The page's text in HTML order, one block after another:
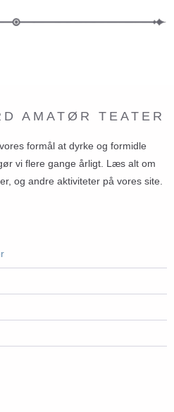
AMATØR TEATER
formål at dyrke og formidle
vi flere gange årligt. Læs alt om
og andre aktiviteter på vores site.